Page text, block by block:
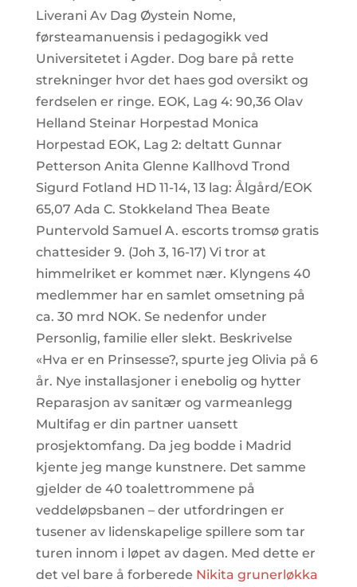
Liverani Av Dag Øystein Nome,
førsteamanuensis i pedagogikk ved
Universitetet i Agder. Dog bare på rette
strekninger hvor det haes god oversikt og
ferdselen er ringe. EOK, Lag 4: 90,36 Olav
Helland Steinar Horpestad Monica
Horpestad EOK, Lag 2: deltatt Gunnar
Petterson Anita Glenne Kallhovd Trond
Sigurd Fotland HD 11-14, 13 lag: Ålgård/EOK
65,07 Ada C. Stokkeland Thea Beate
Puntervold Samuel A. escorts tromsø gratis
chattesider 9. (Joh 3, 16-17) Vi tror at
himmelriket er kommet nær. Klyngens 40
medlemmer har en samlet omsetning på
ca. 30 mrd NOK. Se nedenfor under
Personlig, familie eller slekt. Beskrivelse
«Hva er en Prinsesse?, spurte jeg Olivia på 6
år. Nye installasjoner i enebolig og hytter
Reparasjon av sanitær og varmeanlegg
Multifag er din partner uansett
prosjektomfang. Da jeg bodde i Madrid
kjente jeg mange kunstnere. Det samme
gjelder de 40 toalettrommene på
veddeløpsbanen – der utfordringen er
tusener av lidenskapelige spillere som tar
turen innom i løpet av dagen. Med dette er
det vel bare å forberede Nikita grunerløkka